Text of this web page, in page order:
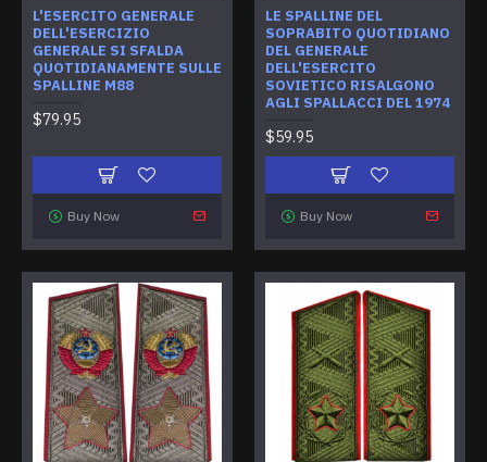
L'ESERCITO GENERALE
DELL'ESERCIZIO
GENERALE SI SFALDA
QUOTIDIANAMENTE SULLE
SPALLINE M88
$79.95
Buy Now
LE SPALLINE DEL
SOPRABITO QUOTIDIANO
DEL GENERALE
DELL'ESERCITO
SOVIETICO RISALGONO
AGLI SPALLACCI DEL 1974
$59.95
Buy Now